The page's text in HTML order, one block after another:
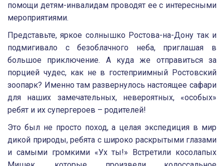
помощи детям-инвалидам проводят ее с интересными
мероприятиями.
Представьте, яркое солнышко Ростова-на-Дону так и
подмигивало с безоблачного неба, приглашая в
большое приключение. А куда же отправиться за
порцией чудес, как не в гостеприимный Ростовский
зоопарк? Именно там развернулось настоящее сафари
для наших замечательных, невероятных, «особых»
ребят и их супергероев – родителей!
Это был не просто поход, а целая экспедиция в мир
дикой природы, ребята с широко раскрытыми глазами
и самыми громкими «Ух ты!» Встретили косолапых